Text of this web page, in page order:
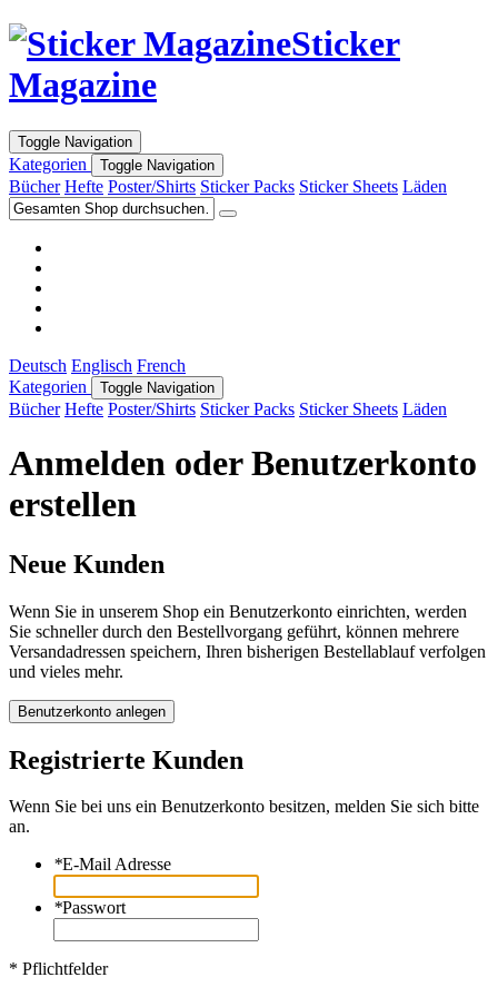
Sticker
Magazine
Toggle Navigation
Kategorien Toggle Navigation
Bücher Hefte Poster/Shirts Sticker Packs Sticker Sheets Läden
Deutsch Englisch French
Kategorien
Toggle Navigation
Bücher Hefte Poster/Shirts Sticker Packs Sticker Sheets Läden
Anmelden oder Benutzerkonto
erstellen
Neue Kunden
Wenn Sie in unserem Shop ein Benutzerkonto einrichten, werden
Sie schneller durch den Bestellvorgang geführt, können mehrere
Versandadressen speichern, Ihren bisherigen Bestellablauf verfolgen
und vieles mehr.
Benutzerkonto anlegen
Registrierte Kunden
Wenn Sie bei uns ein Benutzerkonto besitzen, melden Sie sich bitte
an.
*E-Mail Adresse
*Passwort
* Pflichtfelder